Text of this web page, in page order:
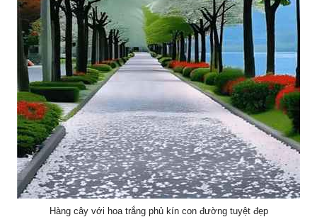
Hàng cây với hoa trắng phủ kín con đường tuyệt đẹp